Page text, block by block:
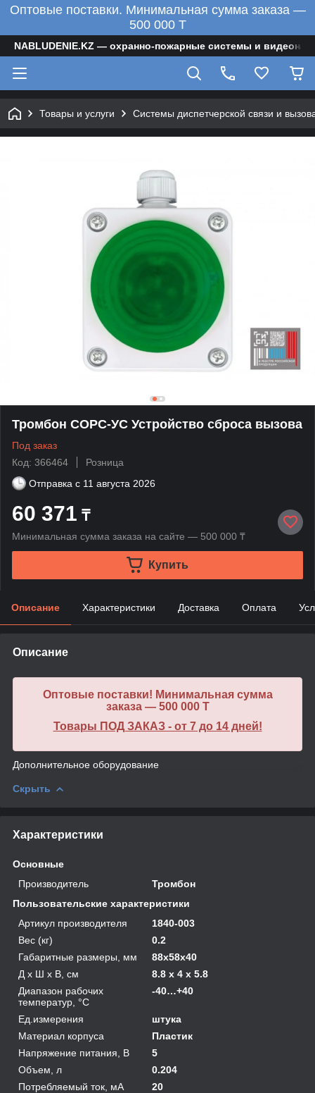
Оптовые поставки. Минимальная сумма заказа —
500 000 T
NABLUDENIE.KZ — охранно-пожарные системы и
Товары и услуги Системы диспетчерской связи и
Тромбон СОРС-УС Устройство сброса вызова
Под заказ
Код: 366464
Розница
Отправка с 11 августа 2026
60 371 ₸
Минимальная сумма заказа на сайте — 500 000 ₸
Купить
Описание Характеристики Доставка Оплата
Описание
Оптовые поставки! Минимальная сумма
заказа — 500 000 T
Товары ПОД ЗАКАЗ - от 7 до 14 дней!
Дополнительное оборудование
Скрыть
Характеристики
Основные
Производитель
Тромбон
Пользовательские характеристики
Артикул производителя
1840-003
Вес (кг)
0.2
Габаритные размеры, мм
88х58х40
Д х Ш х В, см
8.8 x 4 x 5.8
Диапазон рабочих
температур, °С
-40…+40
Ед.измерения
штука
Материал корпуса
Пластик
Напряжение питания, В
5
Объем, л
0.204
Потребляемый ток, мА
20